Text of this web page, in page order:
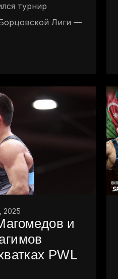
турнир
Лиги —
2025
и
PWL